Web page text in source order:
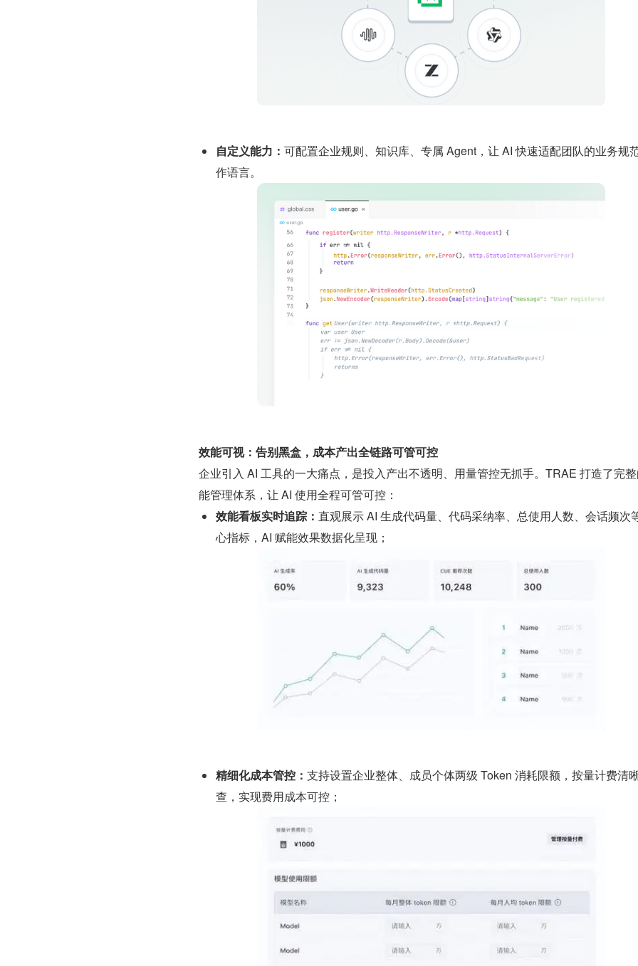
自定义能力： 可配置企业规则、知识库、专属 Agent，让 AI 快速适配团队的业务规
作语言。
效能可视：告别黑盒，成本产出全链路可管可控
企业引入 AI 工具的一大痛点，是投入产出不透明、用量管控无抓手。TRAE 打造了完
能管理体系，让 AI 使用全程可管可控：
效能看板实时追踪： 直观展示 AI 生成代码量、代码采纳率、总使用人数、会话频次
心指标，AI 赋能效果数据化呈现；
精细化成本管控： 支持设置企业整体、成员个体两级 Token 消耗限额，按量计费清
查，实现费用成本可控；